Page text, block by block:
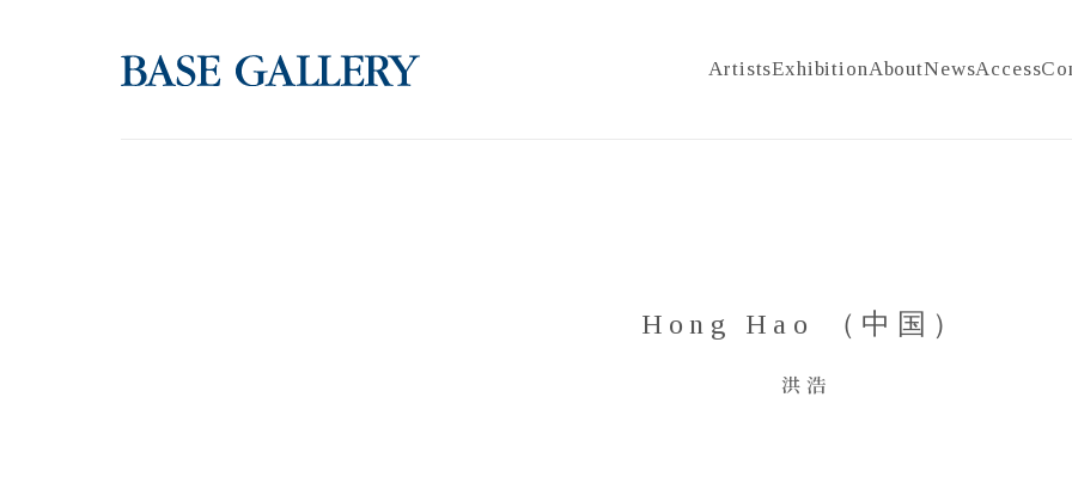
ArtistsExhibitionAboutNewsAccess
Hong Hao （中国）
洪 浩